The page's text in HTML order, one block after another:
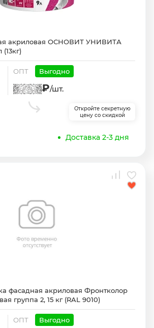
акриловая ОСНОВИТ УНИВИТА
ОПТ Выгодно
₽/шт.
Откройте секретную
цену со скидкой
Доставка 2-3 дня
фасадная акриловая Фронтколор
группа 2, 15 кг (RAL 9010)
ОПТ Выгодно